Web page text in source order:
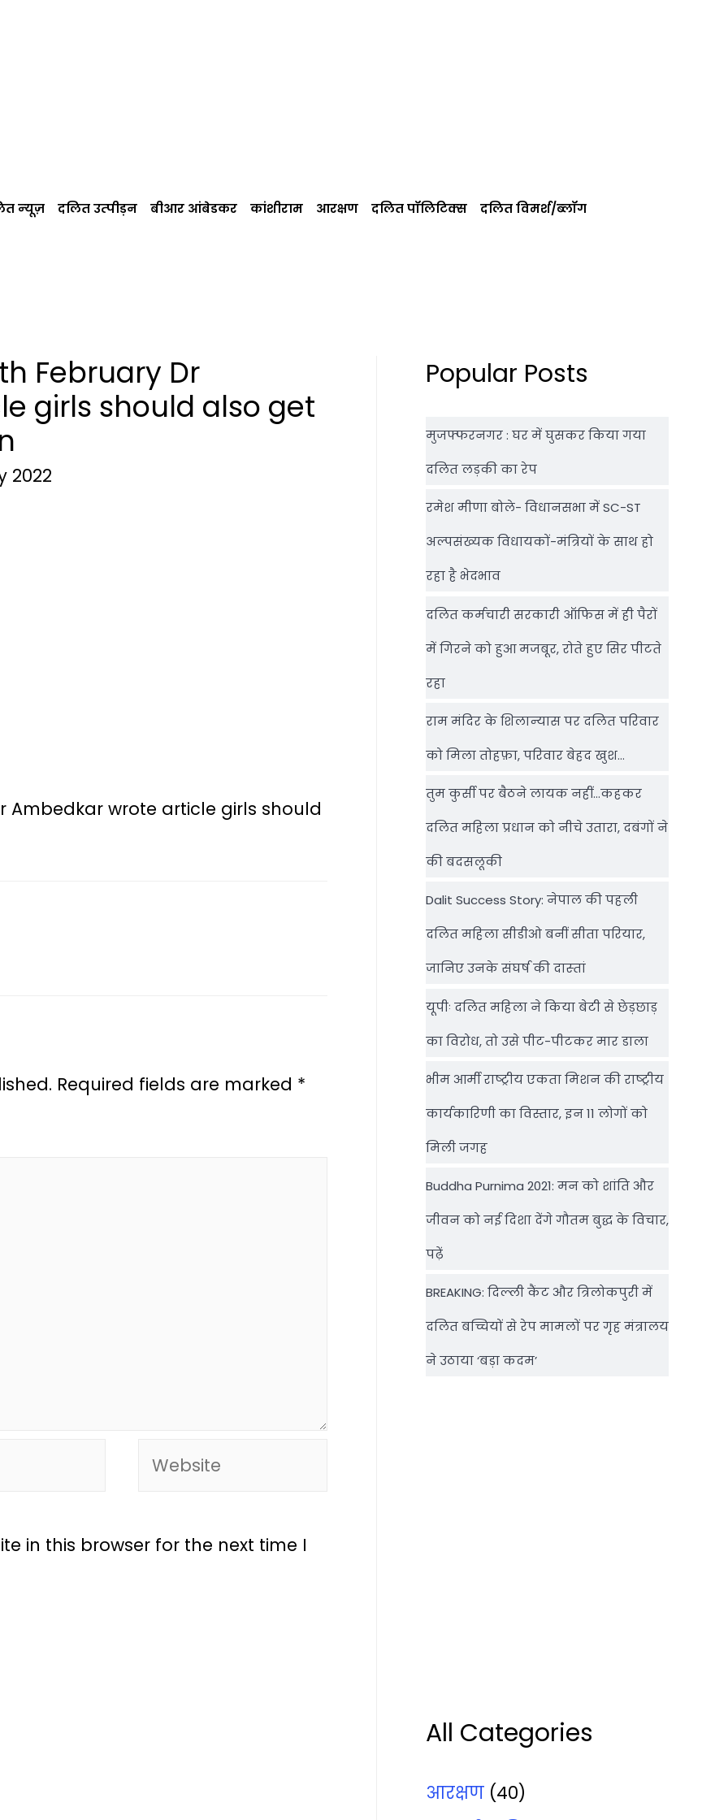
न्‍यूज़ दलित उत्‍पीड़न बीआर आंबेडकर कांशीराम आरक्षण दलित पॉलिटिक्‍स दलित विमर्श/ब्‍लॉग
February Dr
girls should also get
2022
Ambedkar wrote article girls should
Required fields are marked *
in this browser for the next time I
Popular Posts
मुजफ्फरनगर : घर में घुसकर किया गया
दलित लड़की का रेप
रमेश मीणा बोले- विधानसभा में SC-ST
अल्पसंख्यक विधायकों-मंत्रियों के साथ हो
रहा है भेदभाव
दलित कर्मचारी सरकारी ऑफ‍िस में ही पैरों
में गिरने को हुआ मजबूर, रोते हुए सिर पीटते
रहा
राम मंदिर के शिलान्‍यास पर दलित परिवार
को मिला तोहफ़ा, परिवार बेहद खुश…
तुम कुर्सी पर बैठने लायक नहीं…कहकर
दलित महिला प्रधान को नीचे उतारा, दबंगों ने
की बदसलूकी
Dalit Success Story: नेपाल की पहली
दलित महिला सीडीओ बनीं सीता परियार,
जानिए उनके संघर्ष की दास्‍तां
यूपीः दलित महिला ने किया बेटी से छेड़छाड़
का विरोध, तो उसे पीट-पीटकर मार डाला
भीम आर्मी राष्‍ट्रीय एकता मिशन की राष्‍ट्रीय
कार्यकारिणी का विस्तार, इन 11 लोगों को
मिली जगह
Buddha Purnima 2021: मन को शांति और
जीवन को नई दिशा देंगे गौतम बुद्ध के विचार,
पढ़ें
BREAKING: दिल्‍ली कैंट और त्रिलोकपुरी में
दलित बच्चियों से रेप मामलों पर गृह मंत्रालय
ने उठाया ‘बड़ा कदम’
All Categories
आरक्षण (40)